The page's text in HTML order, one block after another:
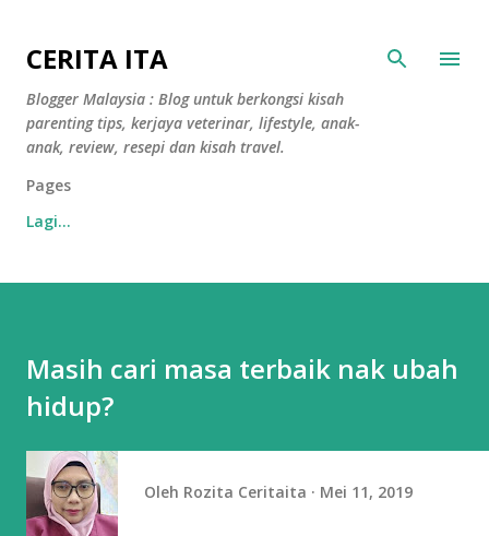
CERITA ITA
Blogger Malaysia : Blog untuk berkongsi kisah
parenting tips, kerjaya veterinar, lifestyle, anak-
anak, review, resepi dan kisah travel.
Pages
Lagi…
Masih cari masa terbaik nak ubah
hidup?
Oleh Rozita Ceritaita Mei 11, 2019